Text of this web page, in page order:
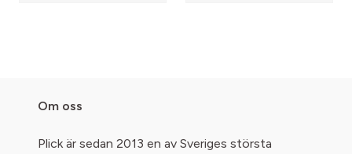
Om oss
Plick är sedan 2013 en av Sveriges största